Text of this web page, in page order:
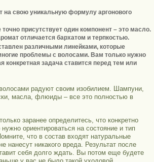
на свою уникальную формулу аргонового
присутствует один компонент – это масло.
отличается бархатом и терпкостью.
различными линейками, которые
проблемы с волосами. Вам только нужно
конкретная задача ставится перед тем или
радуют своим изобилием. Шампуни,
масла, флюиды – все это полностью в
заранее определитесь, что конкретно
ориентироваться на состояние и тип
что в состав входят натуральные
нанесут никакого вреда. Результат после
себя долго ждать. Вы потом еще будете